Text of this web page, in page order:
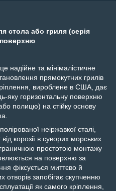
стола або гриля (серія
надійне та мінімалістичне
прямокутних грилів
вироблене в США, дає
яку горизонтальну поверхню
полицю) на стійку основу
неіржавкої сталі,
корозії в суворих морських
простотою монтажу
на поверхню за
фіксується миттєво й
отворів запобігає скупченню
як самого кріплення,